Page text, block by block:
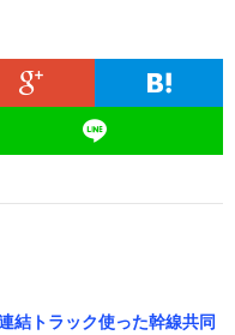
結トラック使った幹線共同